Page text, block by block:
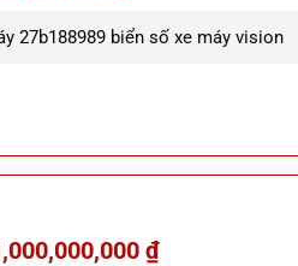
27b188989 biển số xe máy vision
₫